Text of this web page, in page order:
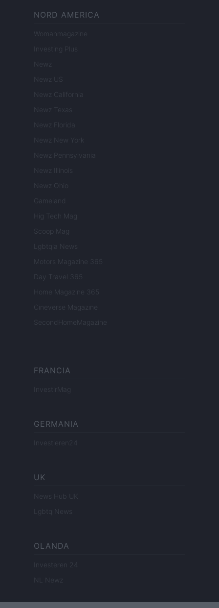
NORD AMERICA
Womanmagazine
Investing Plus
Newz
Newz US
Newz California
Newz Texas
Newz Florida
Newz New York
Newz Pennsylvania
Newz Illinois
Newz Ohio
Gameland
Hig Tech Mag
Scoop Mag
Lgbtqia News
Motors Magazine 365
Day Travel 365
Home Magazine 365
Cineverse Magazine
SecondHomeMagazine
FRANCIA
InvestirMag
GERMANIA
Investieren24
UK
News Hub UK
Lgbtq News
OLANDA
Investeren 24
NL Newz